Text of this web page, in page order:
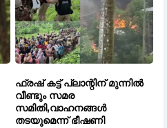
ഫ്രഷ് കട്ട് പ്ലാന്റിന് മുന്നിൽ
വീണ്ടും സമര
സമിതി,വാഹനങ്ങൾ
തടയുമെന്ന് ഭീഷണി